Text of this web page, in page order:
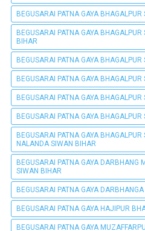
BEGUSARAI PATNA GAYA BHAGALPUR
BEGUSARAI PATNA GAYA
BIHAR
BEGUSARAI PATNA GAYA
BEGUSARAI PATNA GAYA
BEGUSARAI PATNA GAYA
BEGUSARAI PATNA GAYA
BEGUSARAI PATNA GAYA
NALANDA SIWAN BIHAR
BEGUSARAI PATNA GAYA DARBHANG
SIWAN BIHAR
BEGUSARAI PATNA GAYA
BEGUSARAI PATNA GAYA HAJIPUR
BEGUSARAI PATNA GAYA